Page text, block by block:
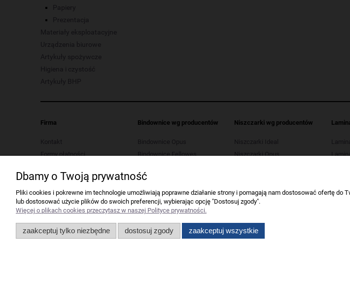
Papiery
Prezentacja
Materiały eksploatacyjne
Urządzenia biurowe
Artykuły spożywcze
Higiena i czystość
Artykuły BHP
Firma
Kontakt
Formy płatności
Polityka prywatności
Regulaminy
Serwis urządzeń biurowych
Ustawienia plików cookies
Odstąp od umowy tutaj
Bindownice wg producentów
Bindownice Opus
Bindownice Fellowes
Bindownice Argo
Niszczarki wg producentów
Niszczarki Ideal
Niszczarki Opus
Niszczarki Tarnator
Niszczarki Wallner
Dbamy o Twoją prywatność
Pliki cookies i pokrewne im technologie umożliwiają poprawne działanie strony i pomagają nam dostosować ofertę
lub dostosować użycie plików do swoich preferencji, wybierając opcję "Dostosuj zgody".
Więcej o plikach cookies przeczytasz w naszej Polityce prywatności.
zaakceptuj tylko niezbędne dostosuj zgody zaakceptuj wszystkie